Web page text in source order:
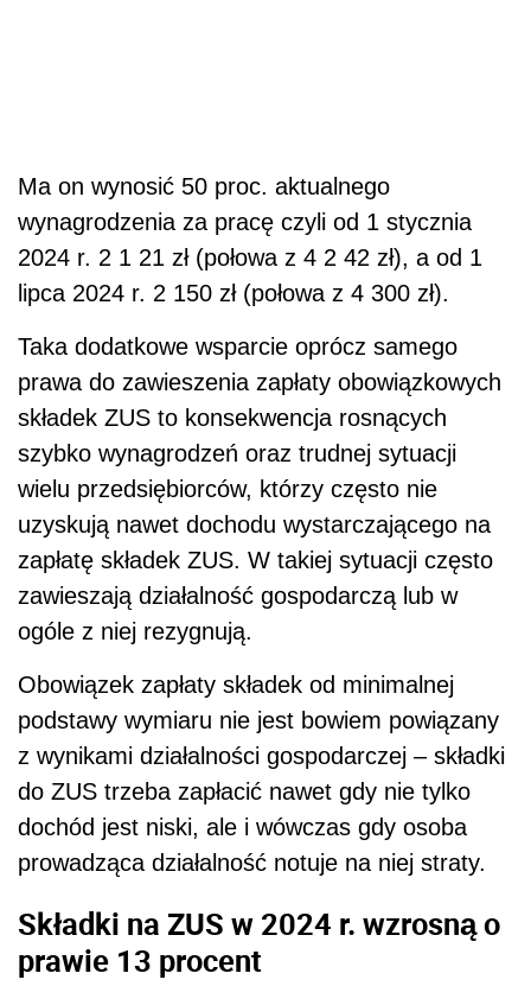
Ma on wynosić 50 proc. aktualnego
wynagrodzenia za pracę czyli od 1 stycznia
2024 r. 2 1 21 zł (połowa z 4 2 42 zł), a od 1
lipca 2024 r. 2 150 zł (połowa z 4 300 zł).
Taka dodatkowe wsparcie oprócz samego
prawa do zawieszenia zapłaty obowiązkowych
składek ZUS to konsekwencja rosnących
szybko wynagrodzeń oraz trudnej sytuacji
wielu przedsiębiorców, którzy często nie
uzyskują nawet dochodu wystarczającego na
zapłatę składek ZUS. W takiej sytuacji często
zawieszają działalność gospodarczą lub w
ogóle z niej rezygnują.
Obowiązek zapłaty składek od minimalnej
podstawy wymiaru nie jest bowiem powiązany
z wynikami działalności gospodarczej – składki
do ZUS trzeba zapłacić nawet gdy nie tylko
dochód jest niski, ale i wówczas gdy osoba
prowadząca działalność notuje na niej straty.
Składki na ZUS w 2024 r. wzrosną o
prawie 13 procent